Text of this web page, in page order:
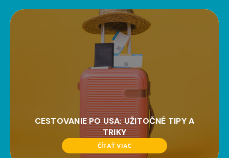
CESTOVANIE PO USA: UŽITOČNÉ TIPY A
TRIKY
ČÍTAŤ VIAC